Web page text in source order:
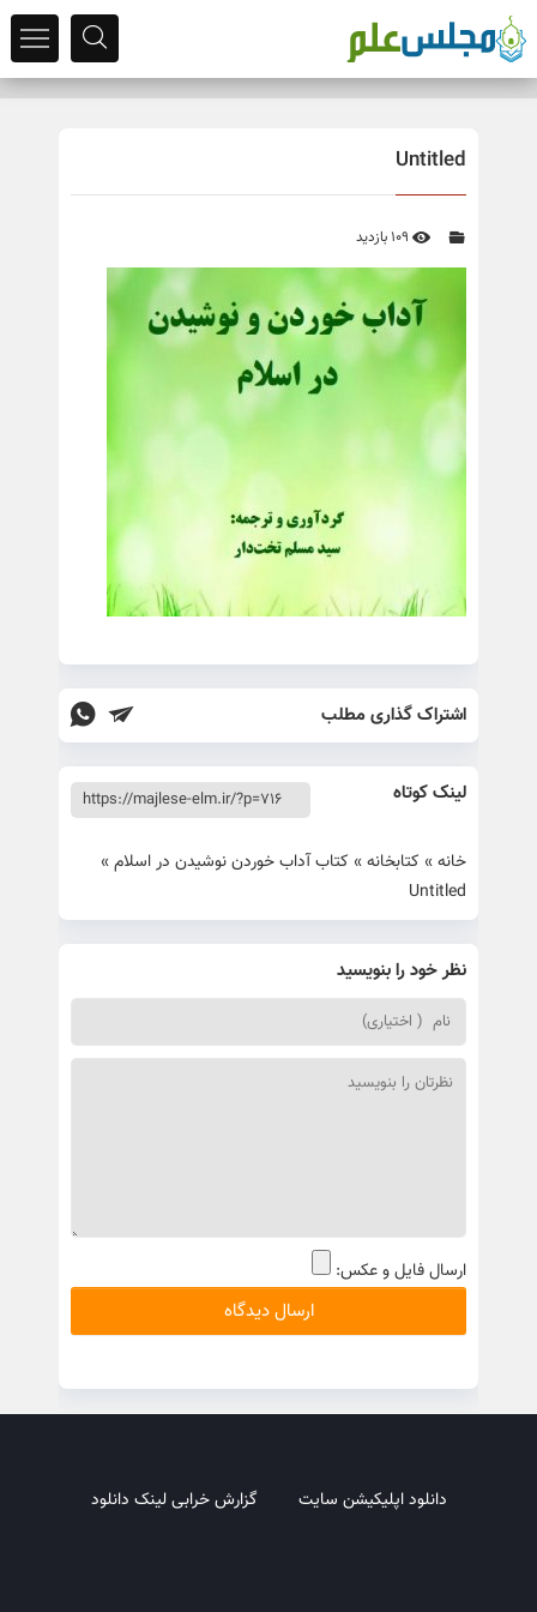
Untitled
اشتراک گذاری مطلب
لینک کوتاه
خانه» کتابخانه» کتاب آداب خوردن نوشیدن در اسلام»
Untitled
نظر خود را بنویسید
ارسال فایل و عکس:
دانلود اپلیکیشن سایت گزارش خرابی لینک دانلود